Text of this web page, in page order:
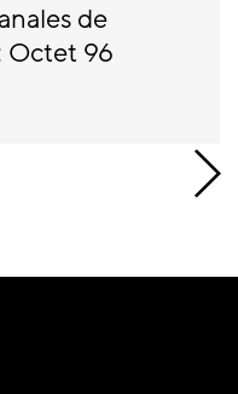
de
Octet 96